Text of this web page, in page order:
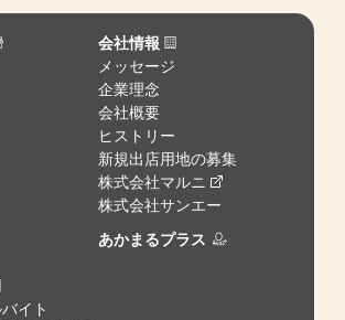
会社情報
メッセージ
企業理念
会社概要
ヒストリー
新規出店用地の募集
株式会社マルニ
株式会社サンエー
イト
あかまるプラス